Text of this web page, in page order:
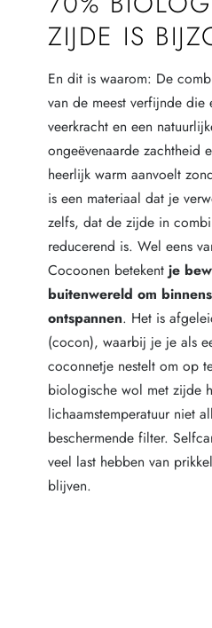
ZIJDE IS
En dit is waarom: De
van de meest verfijnde
veerkracht en een
ongeëvenaarde zachtheid
heerlijk warm aanvoelt
is een materiaal dat je
zelfs, dat de zijde in
reducerend is. Wel eens
Cocoonen betekent je
buitenwereld om
ontspannen. Het is
(cocon), waarbij je je als
coconnetje nestelt om op
biologische wol met zijde
lichaamstemperatuur niet
beschermende filter.
veel last hebben van
blijven.